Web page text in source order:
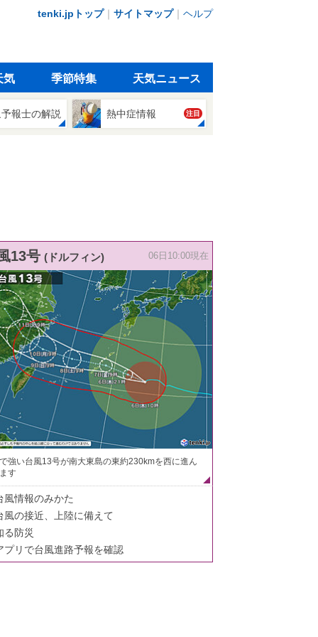
tenki.jpトップ｜ サイトマップ｜ ヘルプ
気 季節特集 天気ニュース
報士の解説 熱中症情報 注目
13号 (ドルフィン) 06日10:00現在
強い台風13号が南大東島の東約230kmを西に進ん
す
風情報のみかた
風の接近、上陸に備えて
る防災
プリで台風進路予報を確認